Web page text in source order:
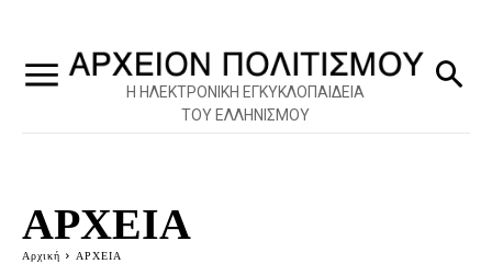
Η ΗΛΕΚΤΡΟΝΙΚΗ ΕΓΚΥΚΛΟΠΑΙΔΕΙΑ
ΤΟΥ ΕΛΛΗΝΙΣΜΟΥ
ΑΡΧΕΙΑ
Αρχική ΑΡΧΕΙΑ